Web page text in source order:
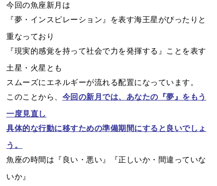
今回の魚座新月は
『夢・インスピレーション』を表す海王星がぴったりと
重なっており
『現実的感覚を持って社会で力を発揮する』ことを表す
土星・火星とも
スムーズにエネルギーが流れる配置になっています。
このことから、 今回の新月では、あなたの『夢』をもう
一度見直し
具体的な行動に移すための準備期間にすると良いでしょ
う。
魚座の時間は『良い・悪い』『正しいか・間違っていな
いか』